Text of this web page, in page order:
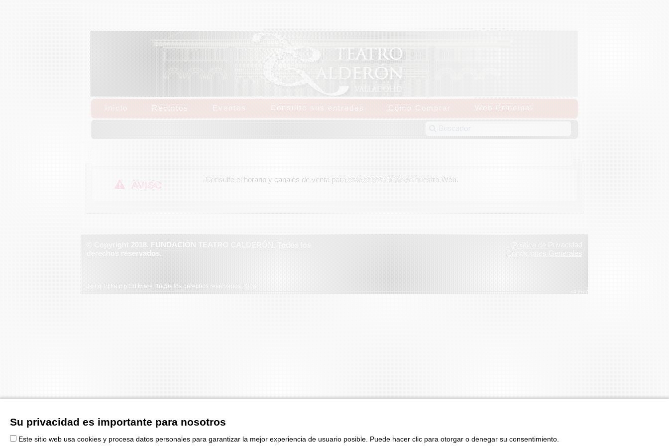
Inicio Recintos Eventos Consulte sus entradas Cómo Comprar Web Principal
AVISO Consulte el horario y canales de venta para este espectáculo en nuestra Web.
© Copyright 2018. FUNDACIÓN TEATRO CALDERÓN. Todos los
derechos reservados.
Janto Ticketing Software. Todos los derechos reservados,2026
Política de Privacidad
Condiciones Generales
v4.3r12
Su privacidad es importante para nosotros
Este sitio web usa cookies y procesa datos personales para garantizar la mejor experiencia de usuario posible. Puede hacer clic para otorgar o denegar su consentimiento.